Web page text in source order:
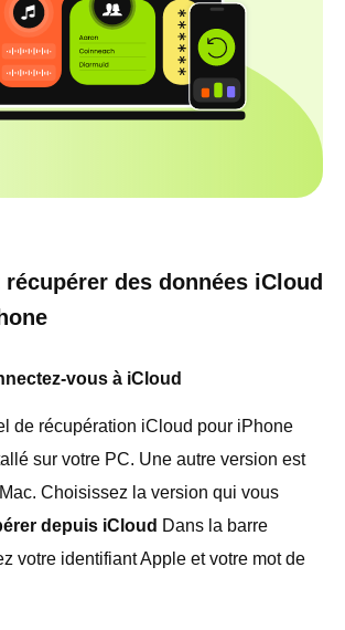
des données iCloud
vous à iCloud
de récupération iCloud pour iPhone
sur votre PC. Une autre version est
Choisissez la version qui vous
depuis iCloud Dans la barre
votre identifiant Apple et votre mot de